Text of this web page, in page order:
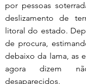
por pessoas
deslizamento de
litoral do estado.
de procura,
debaixo da lama, as
agora dizem
desaparecidos.